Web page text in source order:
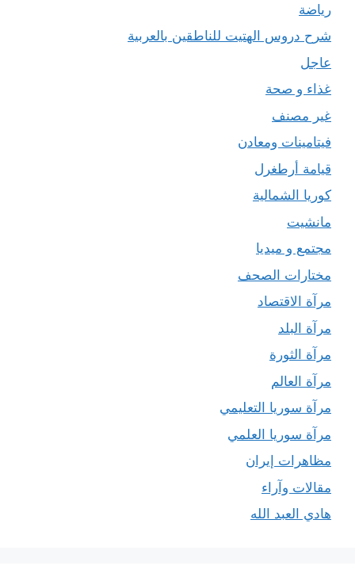
رياضة
شرح دروس الهتيت للناطقين بالعربية
عاجل
غذاء و صحة
غير مصنف
فيتامينات ومعادن
قيامة أرطغرل
كوريا الشمالية
مانشيت
مجتمع و ميديا
مختارات الصحف
مرآة الاقتصاد
مرآة البلد
مرآة الثورة
مرآة العالم
مرآة سوريا التعليمي
مرآة سوريا العلمي
مظاهرات إيران
مقالات وآراء
هادي العبد الله